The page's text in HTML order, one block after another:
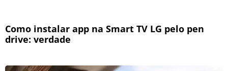
Como instalar app na Smart TV LG pelo pen
drive: verdade